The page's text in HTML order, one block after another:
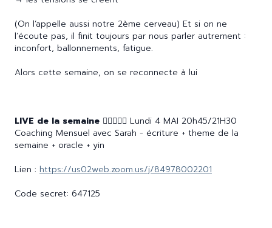
(On l’appelle aussi notre 2ème cerveau) Et si on ne
l’écoute pas, il finit toujours par nous parler autrement :
inconfort, ballonnements, fatigue.
Alors cette semaine, on se reconnecte à lui
LIVE de la semaine 🧘🏽‍♀️✍🏽 Lundi 4 MAI 20h45/21H30
Coaching Mensuel avec Sarah - écriture + theme de la
semaine + oracle + yin
Lien : https://us02web.zoom.us/j/84978002201
Code secret: 647125